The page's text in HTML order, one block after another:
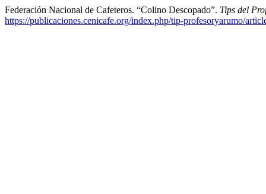
Federación Nacional de Cafeteros. “Colino Descopado”. Tips del
https://publicaciones.cenicafe.org/index.php/tip-profesoryarumo/